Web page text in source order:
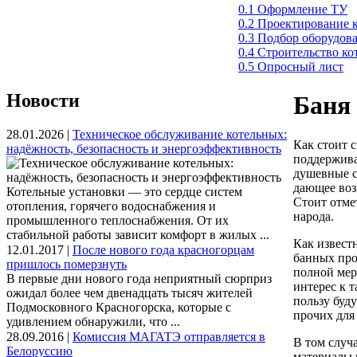
0.1 Оформление ТУ
0.2 Проектирование
0.3 Подбор
0.4 Строительство
0.5 Опросный лист
Новости
28.01.2026 | Техническое обслуживание котельных:
надёжность, безопасность и энергоэффективность
Котельные установки — это сердце систем
отопления, горячего водоснабжения и
промышленного теплоснабжения. От их
стабильной работы зависит комфорт в жилых ...
12.01.2017 | После нового года красногорцам
пришлось померзнуть
В первые дни нового года неприятный сюрприз
ожидал более чем двенадцать тысяч жителей
Подмосковного Красногорска, которые с
удивлением обнаружили, что ...
28.09.2016 | Комиссия МАГАТЭ отправляется в
Белоруссию
Баня
Как стоит
душевные
дающее
Стоит
народа.
Как
банных
полной
интерес к
пользу
прочих для
В том